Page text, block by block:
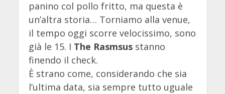
panino col pollo fritto, ma questa è
un’altra storia… Torniamo alla venue,
il tempo oggi scorre velocissimo, sono
già le 15. I The Rasmsusstanno
finendo il check.
È strano come, considerando che sia
l’ultima data, sia sempre tutto uguale